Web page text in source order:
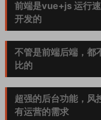
前端是vue+js 运行
开发的
不管是前端后端，都
比的
超强的后台功能，风
有运营的需求